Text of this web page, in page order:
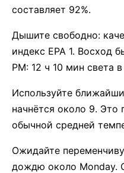
составляет 92%.
Дышите свободно:
индекс EPA 1. Восход
PM: 12 ч 10 мин света
Используйте
начнётся около 9.
обычной средней
Ожидайте
дождю около Monday.